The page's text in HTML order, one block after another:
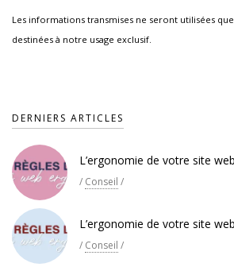
Les informations transmises ne seront utilisées
destinées à notre usage exclusif.
DERNIERS ARTICLES
L’ergonomie de votre site
/ Conseil /
L’ergonomie de votre site
/ Conseil /